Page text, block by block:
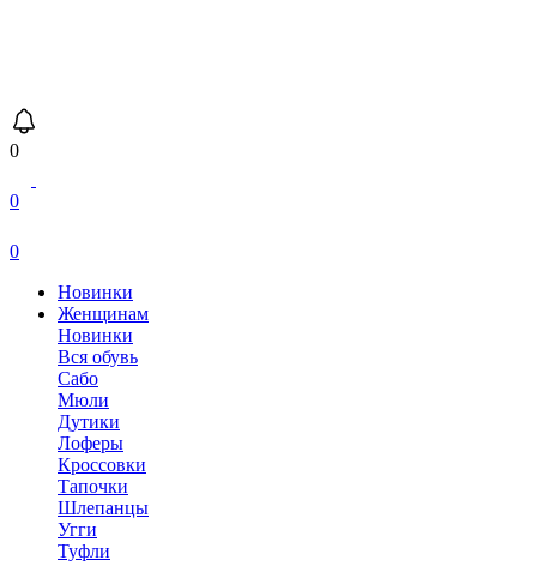
0
0
0
Новинки
Женщинам
Новинки
Вся обувь
Сабо
Мюли
Дутики
Лоферы
Кроссовки
Тапочки
Шлепанцы
Угги
Туфли